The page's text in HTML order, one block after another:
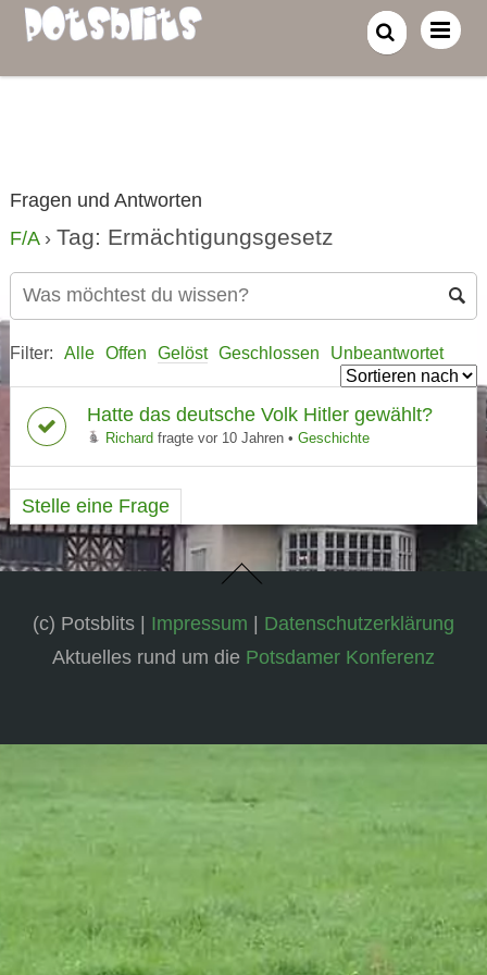
Fragen und Antworten
F/A› Tag: Ermächtigungsgesetz
Filter: Alle Offen Gelöst Geschlossen Unbeantwortet
Hatte das deutsche Volk Hitler gewählt?
Richardfragte vor 10 Jahren• Geschichte
Stelle eine Frage
(c) Potsblits | Impressum | Datenschutzerklärung
Aktuelles rund um die Potsdamer Konferenz